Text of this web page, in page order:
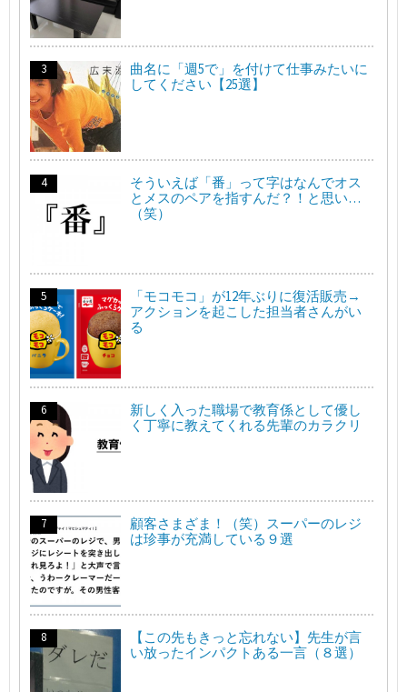
曲名に「週5で」を付けて仕事みたいに
してください【25選】
そういえば「番」って字はなんでオス
とメスのペアを指すんだ？！と思い…
（笑）
「モコモコ」が12年ぶりに復活販売→
アクションを起こした担当者さんがい
る
新しく入った職場で教育係として優し
く丁寧に教えてくれる先輩のカラクリ
顧客さまざま！（笑）スーパーのレジ
は珍事が充満している９選
【この先もきっと忘れない】先生が言
い放ったインパクトある一言（８選）